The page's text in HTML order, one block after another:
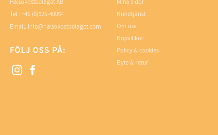
Hälsokostbolaget AB
Tel.: +46 (0)526-40054
Email: info@halsokostbolaget.com
FÖLJ OSS PÅ:
Mina sidor
Kundtjänst
Om oss
Köpvillkor
Policy & cookies
Byte & retur